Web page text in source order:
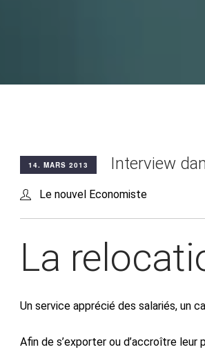
14. MARS 2013 Interview
Le nouvel Economiste
La
Un service apprécié des salariés, un
Afin de s’exporter ou d’accroître leur